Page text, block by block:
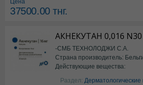
Цена
37500.00тнг.
АКНЕКУТАН 0,016
-СМБ ТЕХНОЛОДЖИ С.А.
Страна производитель:
Действующие вещества:
Изотретиноин
Раздел: